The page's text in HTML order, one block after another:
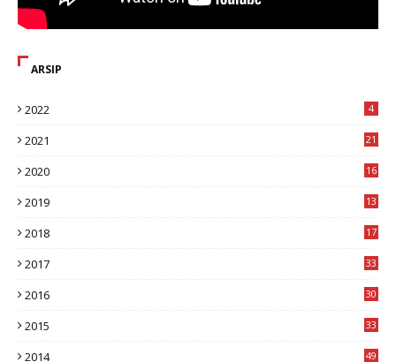
ARSIP
2022 4
2021 21
2020
16
2019
13
2018
17
2017
33
2016
30
2015
33
2014
49